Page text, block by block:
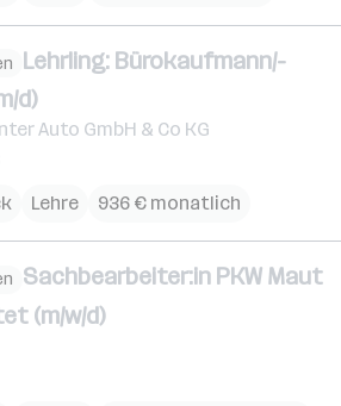
Lehrling: Bürokaufmann/-
d)
Auto GmbH & Co KG
Lehre 936 € monatlich
Sachbearbeiter:in PKW Maut
(m/w/d)